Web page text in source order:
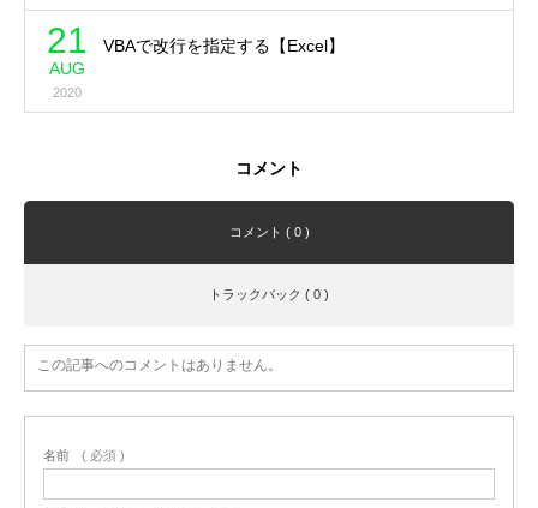
21
AUG
2020
VBAで改行を指定する【Excel】
コメント
コメント ( 0 )
トラックバック ( 0 )
この記事へのコメントはありません。
名前 ( 必須 )